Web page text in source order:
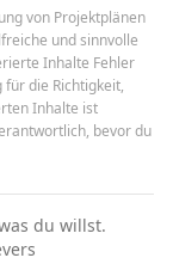
von Projektplänen
und sinnvolle
Inhalte Fehler
die Richtigkeit,
Inhalte ist
bevor du
du willst.